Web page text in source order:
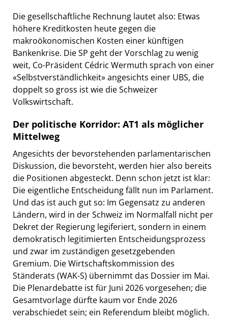
Die gesellschaftliche Rechnung lautet also: Etwas
höhere Kreditkosten heute gegen die
makroökonomischen Kosten einer künftigen
Bankenkrise. Die SP geht der Vorschlag zu wenig
weit, Co-Präsident Cédric Wermuth sprach von einer
«Selbstverständlichkeit» angesichts einer UBS, die
doppelt so gross ist wie die Schweizer
Volkswirtschaft.
Der politische Korridor: AT1 als möglicher
Mittelweg
Angesichts der bevorstehenden parlamentarischen
Diskussion, die bevorsteht, werden hier also bereits
die Positionen abgesteckt. Denn schon jetzt ist klar:
Die eigentliche Entscheidung fällt nun im Parlament.
Und das ist auch gut so: Im Gegensatz zu anderen
Ländern, wird in der Schweiz im Normalfall nicht per
Dekret der Regierung legiferiert, sondern in einem
demokratisch legitimierten Entscheidungsprozess
und zwar im zuständigen gesetzgebenden
Gremium. Die Wirtschaftskommission des
Ständerats (WAK-S) übernimmt das Dossier im Mai.
Die Plenardebatte ist für Juni 2026 vorgesehen; die
Gesamtvorlage dürfte kaum vor Ende 2026
verabschiedet sein; ein Referendum bleibt möglich.